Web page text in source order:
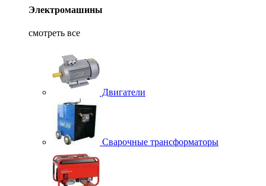
Электромашины
смотреть все
Двигатели
Сварочные трансформаторы